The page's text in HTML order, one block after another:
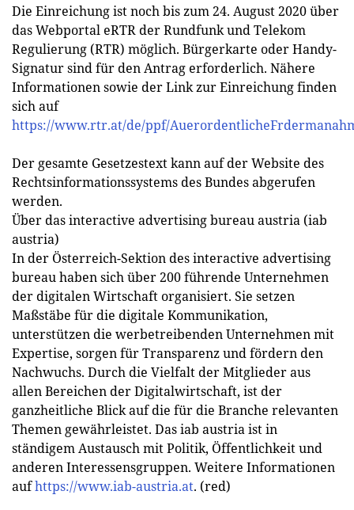
Die Einreichung ist noch bis zum 24. August 2020 über
das Webportal eRTR der Rundfunk und Telekom
Regulierung (RTR) möglich. Bürgerkarte oder Handy-
Signatur sind für den Antrag erforderlich. Nähere
Informationen sowie der Link zur Einreichung finden
sich auf
https://www.rtr.at/de/ppf/
Der gesamte Gesetzestext kann auf der Website des
Rechtsinformationssystems des Bundes abgerufen
werden.
Über das interactive advertising bureau austria (iab
austria)
In der Österreich-Sektion des interactive advertising
bureau haben sich über 200 führende Unternehmen
der digitalen Wirtschaft organisiert. Sie setzen
Maßstäbe für die digitale Kommunikation,
unterstützen die werbetreibenden Unternehmen mit
Expertise, sorgen für Transparenz und fördern den
Nachwuchs. Durch die Vielfalt der Mitglieder aus
allen Bereichen der Digitalwirtschaft, ist der
ganzheitliche Blick auf die für die Branche relevanten
Themen gewährleistet. Das iab austria ist in
ständigem Austausch mit Politik, Öffentlichkeit und
anderen Interessensgruppen. Weitere Informationen
aufhttps://www.iab-austria.at. (red)